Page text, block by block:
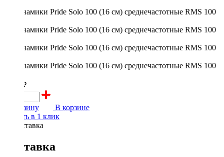
4950 ₽
В корзину
В корзине
Купить в 1 клик
Доставка